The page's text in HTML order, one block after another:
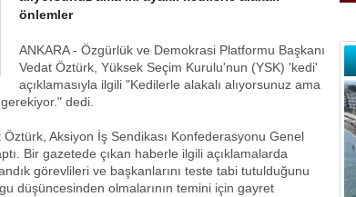
önlemler
ANKARA - Özgürlük ve Demokrasi Platformu Başkanı
Vedat Öztürk, Yüksek Seçim Kurulu'nun (YSK) 'kedi'
açıklamasıyla ilgili "Kedilerle alakalı alıyorsunuz ama
dedi.
Aksiyon İş Sendikası Konfederasyonu Genel
Bir gazetede çıkan haberle ilgili açıklamalarda
görevlileri ve başkanlarını teste tabi tutulduğunu
düşüncesinden olmalarının temini için gayret